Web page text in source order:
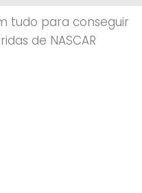
tudo para conseguir
de NASCAR